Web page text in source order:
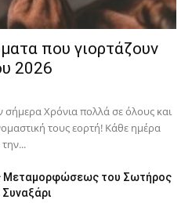
που γιορτάζουν
2026
σήμερα Χρόνια πολλά σε όλους και
τους εορτή! Κάθε ημέρα
την...
Μεταμορφώσεως του Σωτήρος